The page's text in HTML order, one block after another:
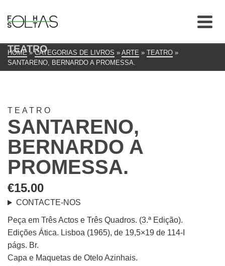
TEATRO
HOME » CATEGORIAS DE LIVROS » ARTE » TEATRO »
SANTARENO, BERNARDO A PROMESSA.
TEATRO
SANTARENO,
BERNARDO A
PROMESSA.
€15.00
CONTACTE-NOS
Peça em Três Actos e Três Quadros. (3.ª Edição).
Edições Ática. Lisboa (1965), de 19,5×19 de 114-I
págs. Br.
Capa e Maquetas de Otelo Azinhais.